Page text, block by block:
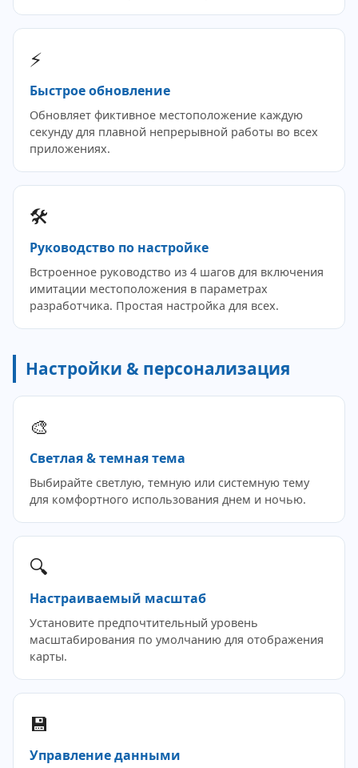
⚡
Быстрое обновление
Обновляет фиктивное местоположение каждую
секунду для плавной непрерывной работы во всех
приложениях.
🛠️
Руководство по настройке
Встроенное руководство из 4 шагов для включения
имитации местоположения в параметрах
разработчика. Простая настройка для всех.
Настройки & персонализация
🎨
Светлая & темная тема
Выбирайте светлую, темную или системную тему
для комфортного использования днем и ночью.
🔍
Настраиваемый масштаб
Установите предпочтительный уровень
масштабирования по умолчанию для отображения
карты.
💾
Управление данными